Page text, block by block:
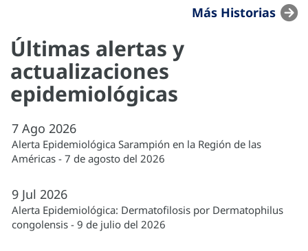
Más Historias
Últimas alertas y
actualizaciones
epidemiológicas
7 Ago 2026
Alerta Epidemiológica Sarampión en la Región de las
Américas - 7 de agosto del 2026
9 Jul 2026
Alerta Epidemiológica: Dermatofilosis por Dermatophilus
congolensis - 9 de julio del 2026